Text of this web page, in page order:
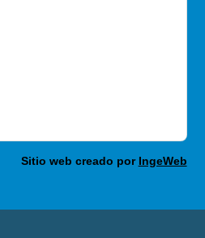
Sitio web creado por IngeWeb